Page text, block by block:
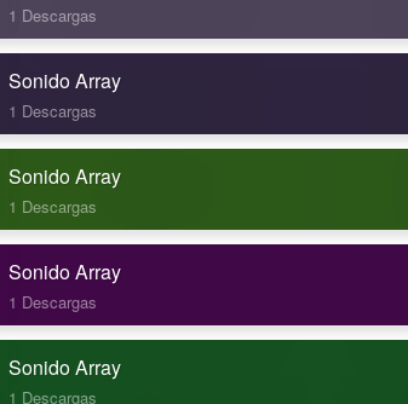
1 Descargas
Sonido Array
1 Descargas
Sonido Array
1 Descargas
Sonido Array
1 Descargas
Sonido Array
1 Descargas